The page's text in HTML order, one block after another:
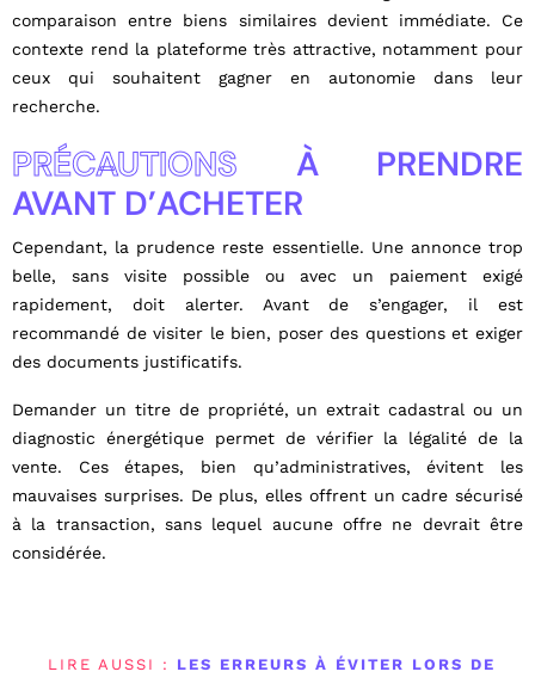
comparaison entre biens similaires devient immédiate. Ce
contexte rend la plateforme très attractive, notamment pour
ceux qui souhaitent gagner en autonomie dans leur
recherche.
PRÉCAUTIONS À PRENDRE
AVANT D’ACHETER
Cependant, la prudence reste essentielle. Une annonce trop
belle, sans visite possible ou avec un paiement exigé
rapidement, doit alerter. Avant de s’engager, il est
recommandé de visiter le bien, poser des questions et exiger
des documents justificatifs.
Demander un titre de propriété, un extrait cadastral ou un
diagnostic énergétique permet de vérifier la légalité de la
vente. Ces étapes, bien qu’administratives, évitent les
mauvaises surprises. De plus, elles offrent un cadre sécurisé
à la transaction, sans lequel aucune offre ne devrait être
considérée.
LIRE AUSSI : LES ERREURS À ÉVITER LORS DE